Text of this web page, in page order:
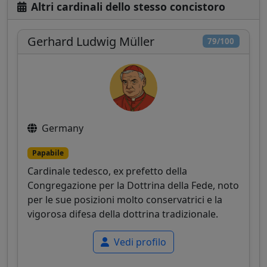
Altri cardinali dello stesso concistoro
79/100
Gerhard Ludwig Müller
Germany
Papabile
Cardinale tedesco, ex prefetto della
Congregazione per la Dottrina della Fede, noto
per le sue posizioni molto conservatrici e la
vigorosa difesa della dottrina tradizionale.
Vedi profilo